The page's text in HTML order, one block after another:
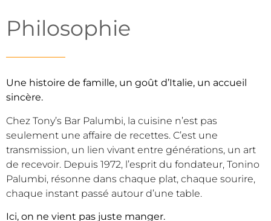
Philosophie
Une histoire de famille, un goût d’Italie, un accueil
sincère.
Chez Tony’s Bar Palumbi, la cuisine n’est pas
seulement une affaire de recettes. C’est une
transmission, un lien vivant entre générations, un art
de recevoir. Depuis 1972, l’esprit du fondateur, Tonino
Palumbi, résonne dans chaque plat, chaque sourire,
chaque instant passé autour d’une table.
Ici, on ne vient pas juste manger.